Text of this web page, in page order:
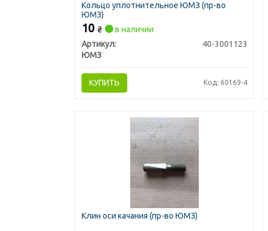
Кольцо уплотнительное ЮМЗ (пр-во
ЮМЗ)
10 ₴
в наличии
Артикул:
40-3001123
ЮМЗ
КУПИТЬ Код: 60169-4
Клин оси качания (пр-во ЮМЗ)